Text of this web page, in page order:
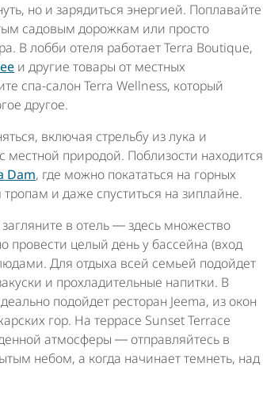
но и зарядиться энергией. Поплавайте
садовым дорожкам или просто
В лобби отеля работает Terra Boutique,
и другие товары от местных
спа-салон Terra Wellness, который
другое.
включая стрельбу из лука и
природой. Поблизости находится
Dam, где можно покататься на горных
и даже спуститься на зиплайне.
в отель ― здесь множество
целый день у бассейна (вход
Для отдыха всей семьей подойдет
и прохладительные напитки. В
подойдет ресторан Jeema, из окон
гор. На террасе Sunset Terrace
атмосферы ― отправляйтесь в
небом, а когда начинает темнеть, над